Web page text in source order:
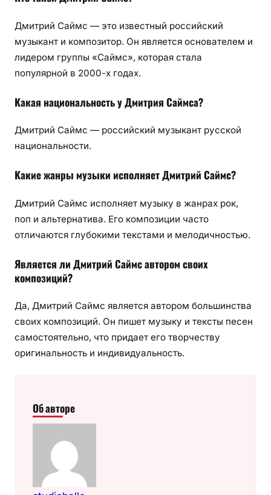
Дмитрий Саймс — это известный российский
музыкант и композитор. Он является основателем и
лидером группы «Саймс», которая стала
популярной в 2000-х годах.
Какая национальность у Дмитрия Саймса?
Дмитрий Саймс — российский музыкант русской
национальности.
Какие жанры музыки исполняет Дмитрий Саймс?
Дмитрий Саймс исполняет музыку в жанрах рок,
поп и альтернатива. Его композиции часто
отличаются глубокими текстами и мелодичностью.
Является ли Дмитрий Саймс автором своих
композиций?
Да, Дмитрий Саймс является автором большинства
своих композиций. Он пишет музыку и тексты песен
самостоятельно, что придает его творчеству
оригинальность и индивидуальность.
Об авторе